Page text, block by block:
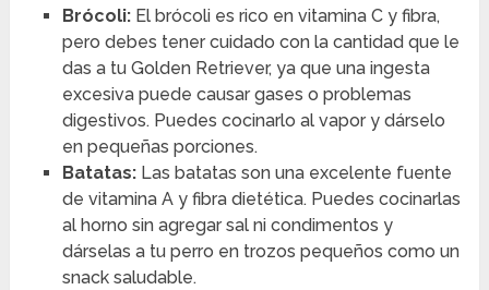
Brócoli:El brócoli es rico en vitamina C y fibra,
pero debes tener cuidado con la cantidad que le
das a tu Golden Retriever, ya que una ingesta
excesiva puede causar gases o problemas
digestivos. Puedes cocinarlo al vapor y dárselo
en pequeñas porciones.
Batatas:Las batatas son una excelente fuente
de vitamina A y fibra dietética. Puedes cocinarlas
al horno sin agregar sal ni condimentos y
dárselas a tu perro en trozos pequeños como un
snack saludable.